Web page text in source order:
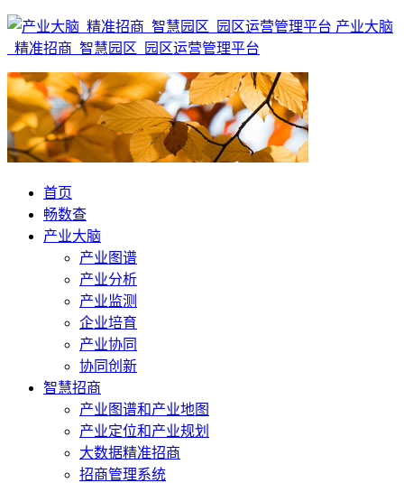
产业大脑
_精准招商_智慧园区_园区运营管理平台
首页
畅数查
产业大脑
产业图谱
产业分析
产业监测
企业培育
产业协同
协同创新
智慧招商
产业图谱和产业地图
产业定位和产业规划
大数据精准招商
招商管理系统